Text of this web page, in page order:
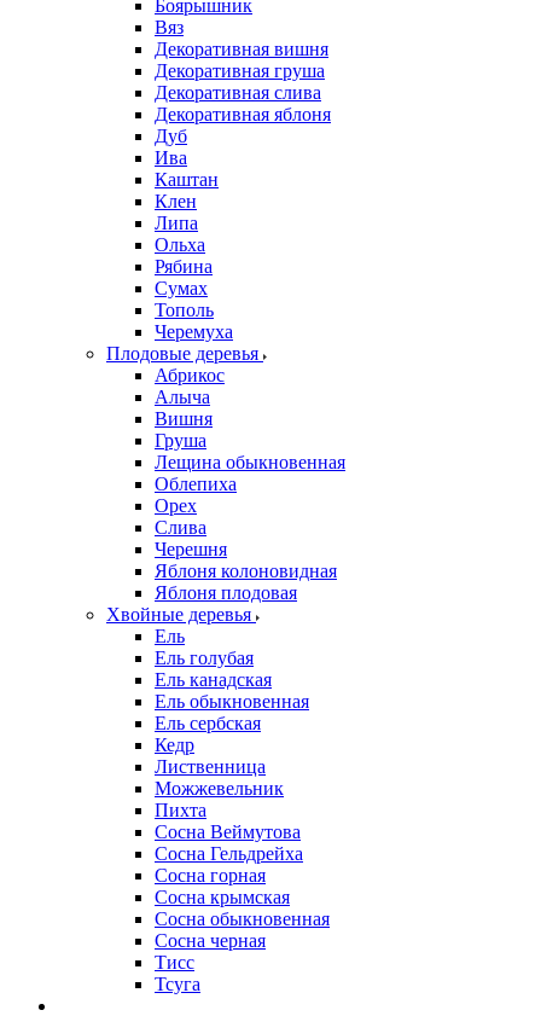
Боярышник
Вяз
Декоративная вишня
Декоративная груша
Декоративная слива
Декоративная яблоня
Дуб
Ива
Каштан
Клен
Липа
Ольха
Рябина
Сумах
Тополь
Черемуха
Плодовые деревья
Абрикос
Алыча
Вишня
Груша
Лещина обыкновенная
Облепиха
Орех
Слива
Черешня
Яблоня колоновидная
Яблоня плодовая
Хвойные деревья
Ель
Ель голубая
Ель канадская
Ель обыкновенная
Ель сербская
Кедр
Лиственница
Можжевельник
Пихта
Сосна Веймутова
Сосна Гельдрейха
Сосна горная
Сосна крымская
Сосна обыкновенная
Сосна черная
Тисс
Тсуга